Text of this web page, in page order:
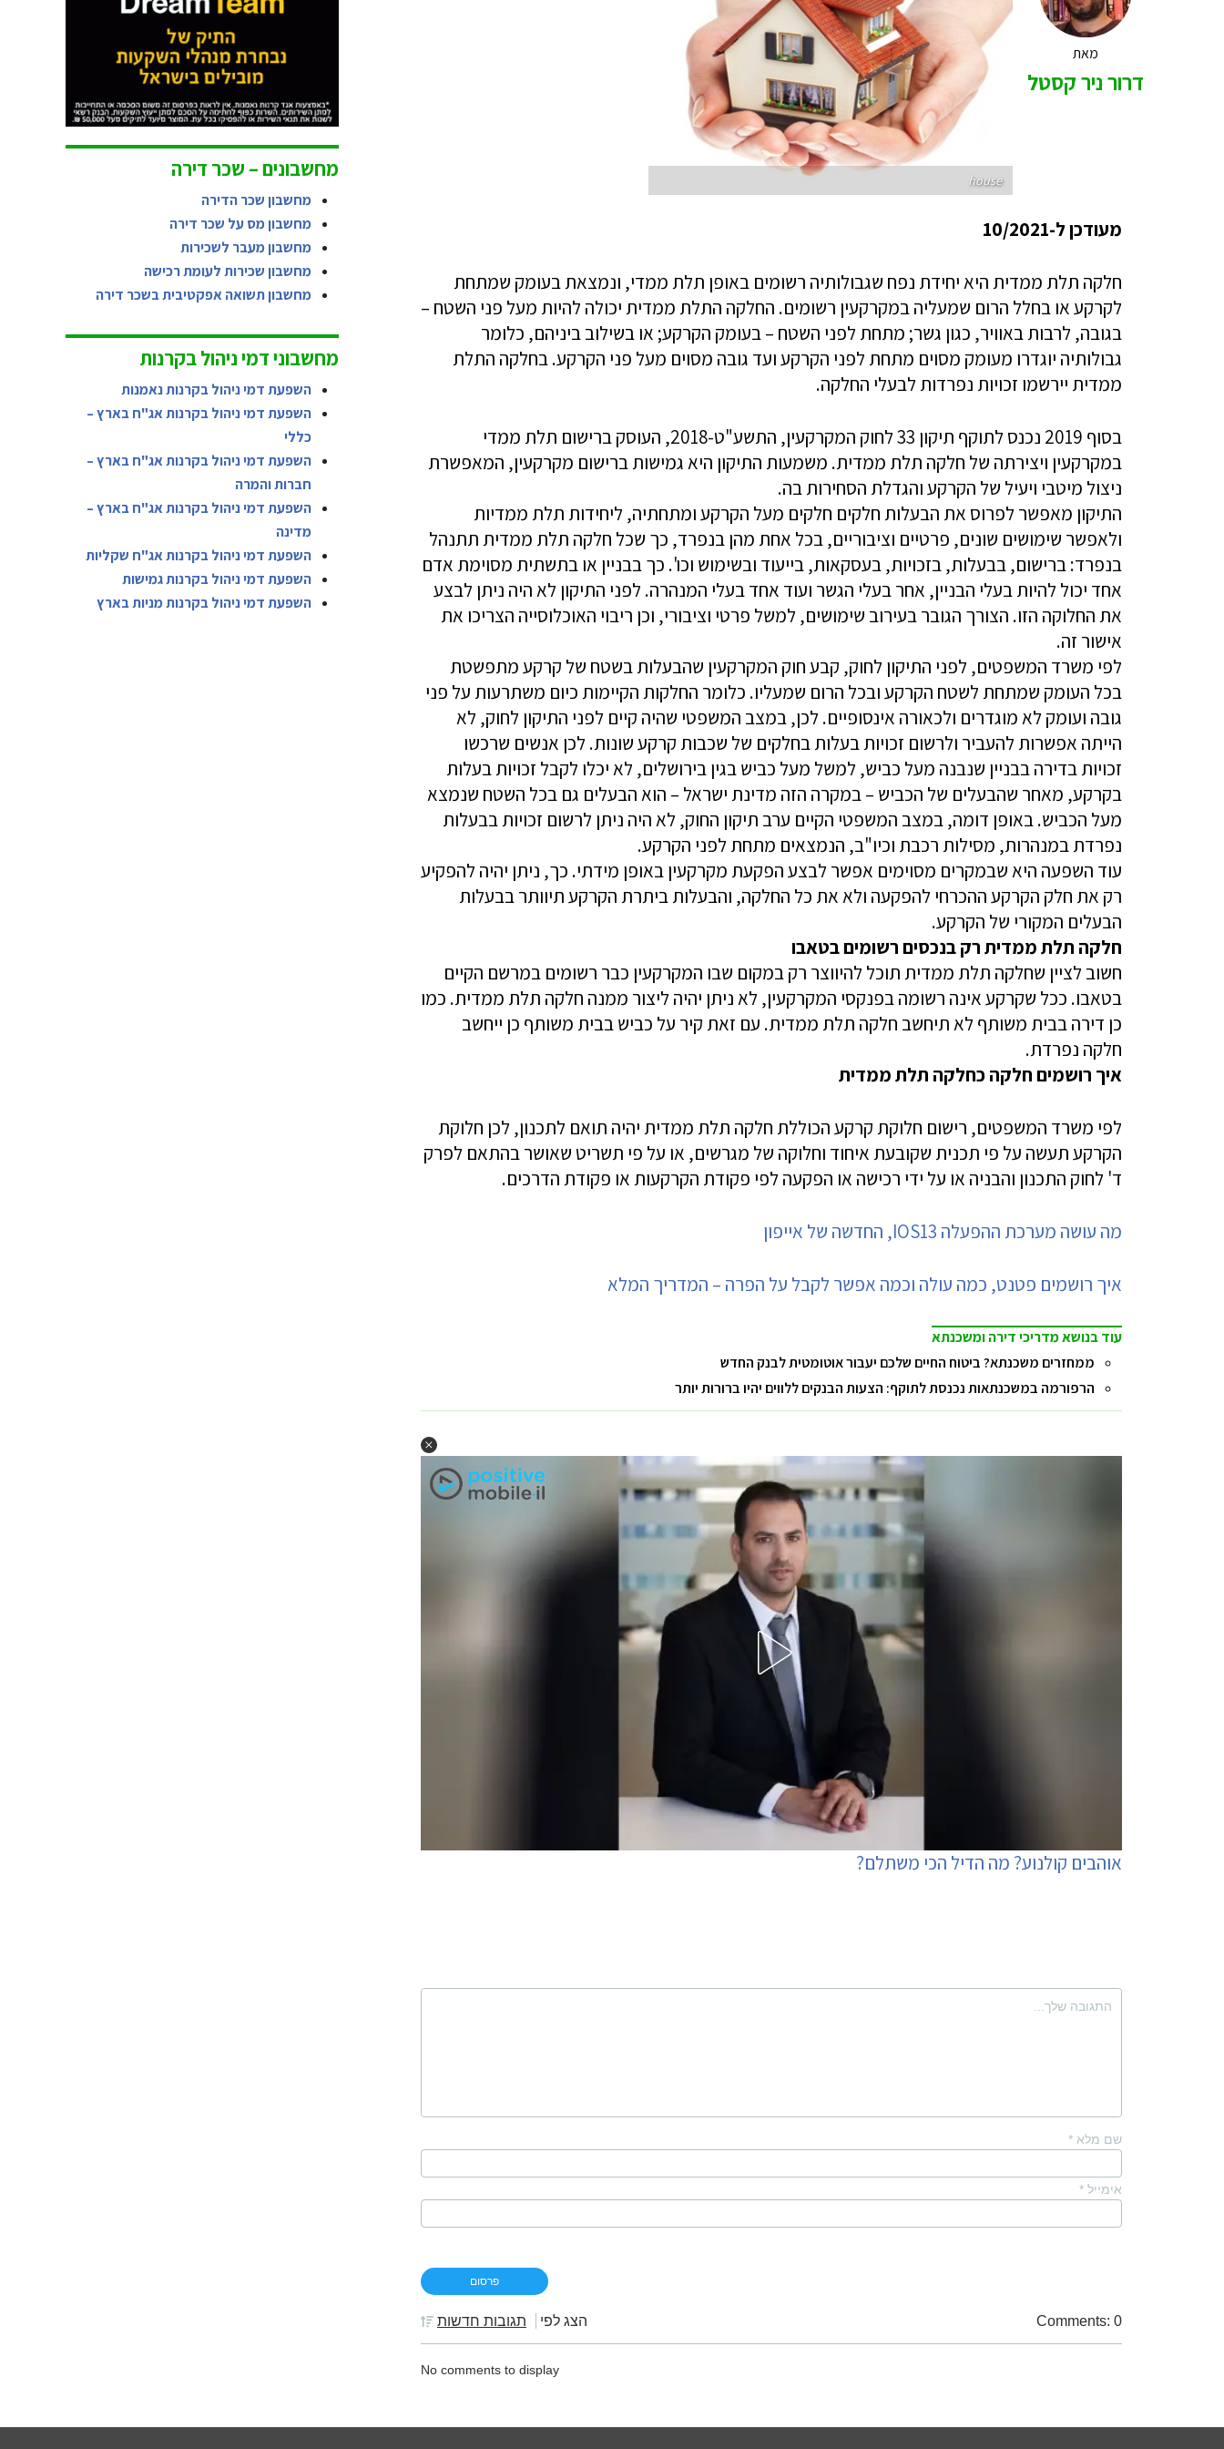
מאת
דרור ניר קסטל
house
מעודכן ל-10/2021
חלקה תלת ממדית היא יחידת נפח שגבולותיה רשומים באופן תלת ממדי, ונמצאת בעומק שמתחת
לקרקע או בחלל הרום שמעליה במקרקעין רשומים. החלקה התלת ממדית יכולה להיות מעל פני השטח –
בגובה, לרבות באוויר, כגון גשר; מתחת לפני השטח – בעומק הקרקע; או בשילוב ביניהם, כלומר
גבולותיה יוגדרו מעומק מסוים מתחת לפני הקרקע ועד גובה מסוים מעל פני הקרקע. בחלקה התלת
ממדית יירשמו זכויות נפרדות לבעלי החלקה.
בסוף 2019 נכנס לתוקף תיקון 33 לחוק המקרקעין, התשע"ט-2018, העוסק ברישום תלת ממדי
במקרקעין ויצירתה של חלקה תלת ממדית. משמעות התיקון היא גמישות ברישום מקרקעין, המאפשרת
ניצול מיטבי ויעיל של הקרקע והגדלת הסחירות בה.
התיקון מאפשר לפרוס את הבעלות חלקים חלקים מעל הקרקע ומתחתיה, ליחידות תלת ממדיות
ולאפשר שימושים שונים, פרטיים וציבוריים, בכל אחת מהן בנפרד, כך שכל חלקה תלת ממדית תתנהל
בנפרד: ברישום, בבעלות, בזכויות, בעסקאות, בייעוד ובשימוש וכו'. כך בבניין או בתשתית מסוימת אדם
אחד יכול להיות בעלי הבניין, אחר בעלי הגשר ועוד אחד בעלי המנהרה. לפני התיקון לא היה ניתן לבצע
את החלוקה הזו. הצורך הגובר בעירוב שימושים, למשל פרטי וציבורי, וכן ריבוי האוכלוסייה הצריכו את
אישור זה.
לפי משרד המשפטים, ​לפני התיקון לחוק, קבע חוק המקרקעין שהבעלות בשטח של קרקע מתפשטת
בכל העומק שמתחת לשטח הקרקע ובכל הרום שמעליו. כלומר החלקות הקיימות כיום משתרעות על פני
גובה ועומק לא מוגדרים ולכאורה אינסופיים. לכן, במצב המשפטי שהיה קיים לפני התיקון לחוק, לא
הייתה אפשרות להעביר ולרשום זכויות בעלות בחלקים של שכבות קרקע שונות. לכן אנשים שרכשו
זכויות בדירה בבניין שנבנה מעל כביש, למשל מעל כביש בגין בירושלים, לא יכלו לקבל זכויות בעלות
בקרקע, מאחר שהבעלים של הכביש – במקרה הזה מדינת ישראל – הוא הבעלים גם בכל השטח שנמצא
מעל הכביש. באופן דומה, במצב המשפטי הקיים ערב תיקון החוק, לא היה ניתן לרשום זכויות בבעלות
נפרדת במנהרות, מסילות רכבת וכיו"ב, הנמצאים מתחת לפני הקרקע.​​
עוד השפעה היא שבמקרים מסוימים אפשר לבצע הפקעת מקרקעין באופן מידתי. כך, ניתן יהיה להפקיע
רק את חלק הקרקע ההכרחי להפקעה ולא את כל החלקה, והבעלות ביתרת הקרקע תיוותר בבעלות
הבעלים המקורי של הקרקע.
חלקה תלת ממדית רק בנכסים רשומים בטאבו
חשוב לציין שחלקה תלת ממדית תוכל להיווצר רק במקום שבו המקרקעין כבר רשומים במרשם הקיים
בטאבו. ככל שקרקע אינה רשומה בפנקסי המקרקעין, לא ניתן יהיה ליצור ממנה חלקה תלת ממדית. כמו
כן דירה בבית משותף לא תיחשב חלקה תלת ממדית. עם זאת קיר על כביש בבית משותף כן ייחשב
חלקה נפרדת.
איך רושמים חלקה כחלקה תלת ממדית
לפי משרד המשפטים, רישום חלוקת קרקע הכוללת חלקה תלת ממדית יהיה תואם לתכנון, לכן חלוקת
הקרקע תעשה על פי תכנית שקובעת איחוד וחלוקה של מגרשים, או על פי תשריט שאושר בהתאם לפרק
ד' לחוק התכנון והבניה או על ידי רכישה או הפקעה לפי פקודת הקרקעות או פקודת הדרכים.
מה עושה מערכת ההפעלה IOS13, החדשה של אייפון
איך רושמים פטנט, כמה עולה וכמה אפשר לקבל על הפרה – המדריך המלא
עוד בנושא מדריכי דירה ומשכנתא
ממחזרים משכנתא? ביטוח החיים שלכם יעבור אוטומטית לבנק החדש
הרפורמה במשכנתאות נכנסת לתוקף: הצעות הבנקים ללווים יהיו ברורות יותר
אוהבים קולנוע? מה הדיל הכי משתלם?
שם מלא *
אימייל *
Comments: 0 הצג לפי תגובות חדשות
No comments to display
מחשבונים – שכר דירה
מחשבון שכר הדירה
מחשבון מס על שכר דירה
מחשבון מעבר לשכירות
מחשבון שכירות לעומת רכישה
מחשבון תשואה אפקטיבית בשכר דירה
מחשבוני דמי ניהול בקרנות
השפעת דמי ניהול בקרנות נאמנות
השפעת דמי ניהול בקרנות אג"ח בארץ –
כללי
השפעת דמי ניהול בקרנות אג"ח בארץ –
חברות והמרה
השפעת דמי ניהול בקרנות אג"ח בארץ –
מדינה
השפעת דמי ניהול בקרנות אג"ח שקליות
השפעת דמי ניהול בקרנות גמישות
השפעת דמי ניהול בקרנות מניות בארץ